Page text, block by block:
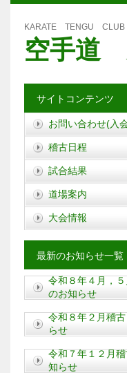
KARATE TENGU CLUB
空手道
サイトコンテンツ
お問い合わせ(入
稽古日程
試合結果
道場案内
大会情報
最新のお知らせ一覧
令和８年４月，
のお知らせ
令和８年２月稽
らせ
令和７年１２月
知らせ